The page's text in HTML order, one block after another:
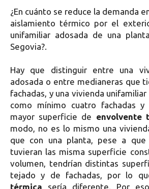
¿En cuánto se reduce la demanda
aislamiento térmico por el
unifamiliar adosada de una
Segovia?.
Hay que distinguir entre una
adosada o entre medianeras que
fachadas, y una vivienda
como mínimo cuatro fachadas y
mayor superficie de envolvente
modo, no es lo mismo una
que con una planta, pese a que
tuvieran las misma superficie
volumen, tendrían distintas
tejado y de fachadas, por lo
térmica sería diferente. Por